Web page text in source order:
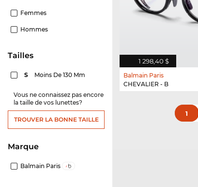
Femmes
Hommes
Tailles
S Moins De 130 Mm
Vous ne connaissez pas encore
la taille de vos lunettes?
TROUVER LA BONNE TAILLE
Marque
Balmain Paris
1 298,40 $
Balmain Paris
CHEVALIER - B
1